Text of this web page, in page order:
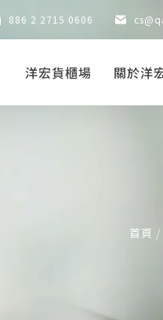
886 2 2715 0606
洋宏貨櫃場 關於洋
首頁 /